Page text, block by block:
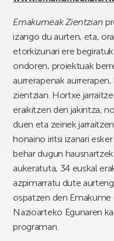
Emakumeak Zientzian
izango du aurten, eta,
etorkizunari ere
ondoren, proiektuak
aurrerapenak
zientzian. Hortxe
eraikitzen den jakintza,
duen eta zeinek
honaino iritsi izanari
behar dugun
aukeratuta, 34 euskal
azpimarratu dute
ospatzen den Emakume
Nazioarteko Egunaren
programan.